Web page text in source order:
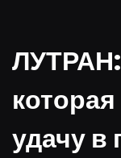
удачу в